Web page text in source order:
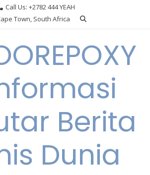
Call Us: +2782 444 YEAH
Town, South Africa
Berita
Dunia